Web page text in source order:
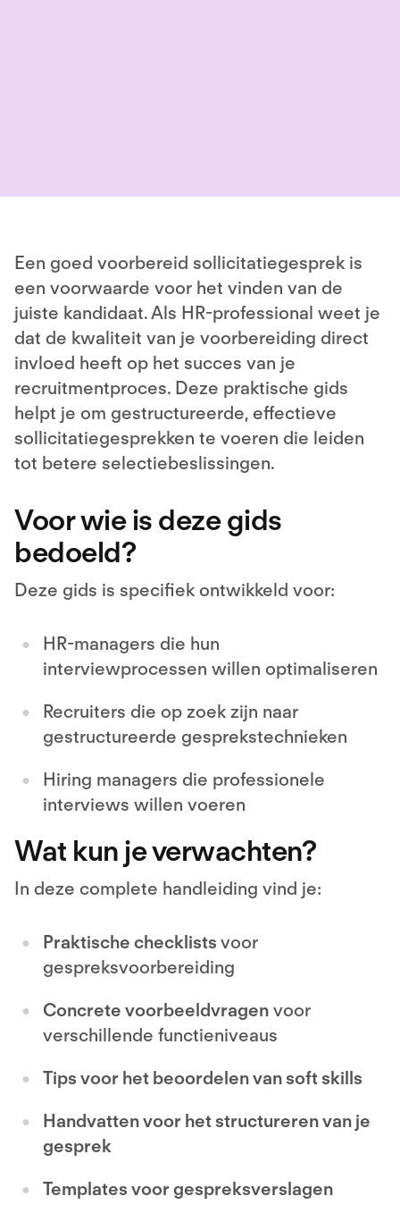
Een goed voorbereid sollicitatiegesprek is
een voorwaarde voor het vinden van de
juiste kandidaat. Als HR-professional weet je
dat de kwaliteit van je voorbereiding direct
invloed heeft op het succes van je
recruitmentproces. Deze praktische gids
helpt je om gestructureerde, effectieve
sollicitatiegesprekken te voeren die leiden
tot betere selectiebeslissingen.
Voor wie is deze gids
bedoeld?
Deze gids is specifiek ontwikkeld voor:
HR-managers die hun
interviewprocessen willen optimaliseren
Recruiters die op zoek zijn naar
gestructureerde gesprekstechnieken
Hiring managers die professionele
interviews willen voeren
Wat kun je verwachten?
In deze complete handleiding vind je:
Praktische checklistsvoor
gespreksvoorbereiding
Concrete voorbeeldvragen voor
verschillende functieniveaus
Tips voor het beoordelen van soft skills
Handvatten voor het structureren van je
gesprek
Templates voor gespreksverslagen